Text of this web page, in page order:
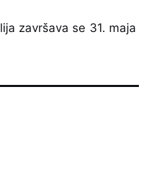
završava se 31. maja